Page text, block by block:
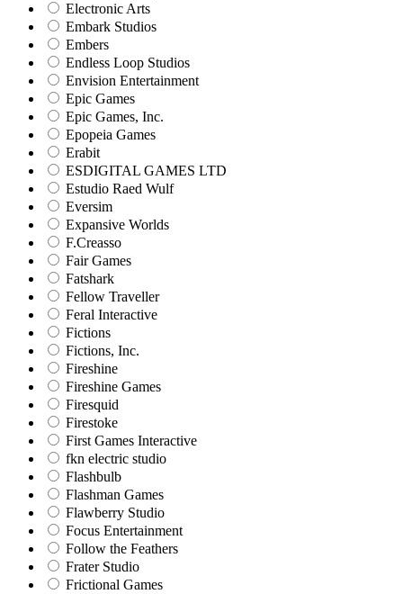
Electronic Arts
Embark Studios
Embers
Endless Loop Studios
Envision Entertainment
Epic Games
Epic Games, Inc.
Epopeia Games
Erabit
ESDIGITAL GAMES LTD
Estudio Raed Wulf
Eversim
Expansive Worlds
F.Creasso
Fair Games
Fatshark
Fellow Traveller
Feral Interactive
Fictions
Fictions, Inc.
Fireshine
Fireshine Games
Firesquid
Firestoke
First Games Interactive
fkn electric studio
Flashbulb
Flashman Games
Flawberry Studio
Focus Entertainment
Follow the Feathers
Frater Studio
Frictional Games